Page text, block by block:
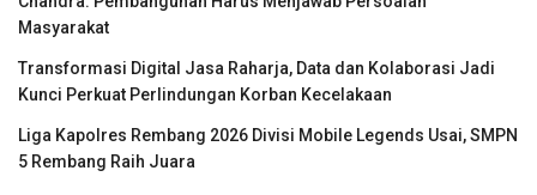
Masyarakat
Transformasi Digital Jasa Raharja, Data dan Kolaborasi Jadi
Kunci Perkuat Perlindungan Korban Kecelakaan
Liga Kapolres Rembang 2026 Divisi Mobile Legends Usai, SMPN
5 Rembang Raih Juara